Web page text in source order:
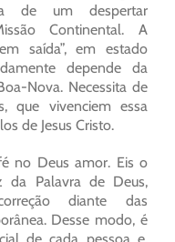
de um despertar
Continental. A
saída”, em estado
depende da
Nova. Necessita de
que vivenciem essa
de Jesus Cristo.
no Deus amor. Eis o
Palavra de Deus,
diante das
Desse modo, é